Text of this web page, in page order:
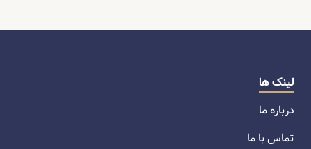
لینک ها
درباره ما
تماس با ما